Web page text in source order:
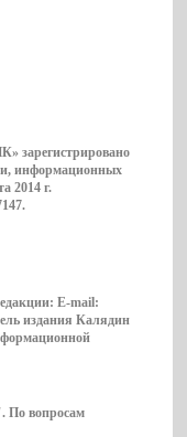
зарегистрировано
информационных
2014 г.
E-mail:
издания Калядин
. По вопросам